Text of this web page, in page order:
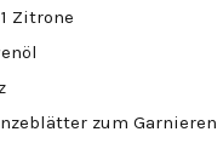
Zitrone
zum Garnieren